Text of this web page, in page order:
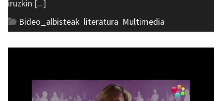
iruzkin [...]
Bideo_albisteak literatura Multimedia